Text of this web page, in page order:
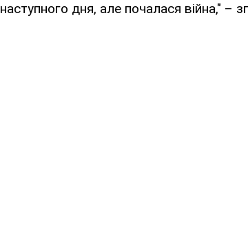
наступного дня, але почалася війна," –